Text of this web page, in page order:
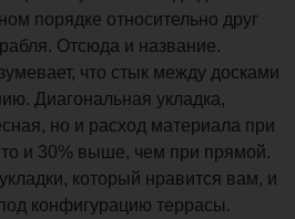
порядке относительно друг
Отсюда и название.
что стык между досками
Диагональная укладка,
но и расход материала при
и 30% выше, чем при прямой.
который нравится вам, и
конфигурацию террасы.